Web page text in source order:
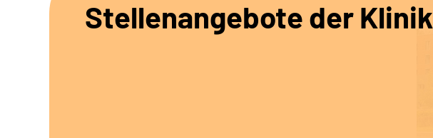
Stellenangebote der Klinik